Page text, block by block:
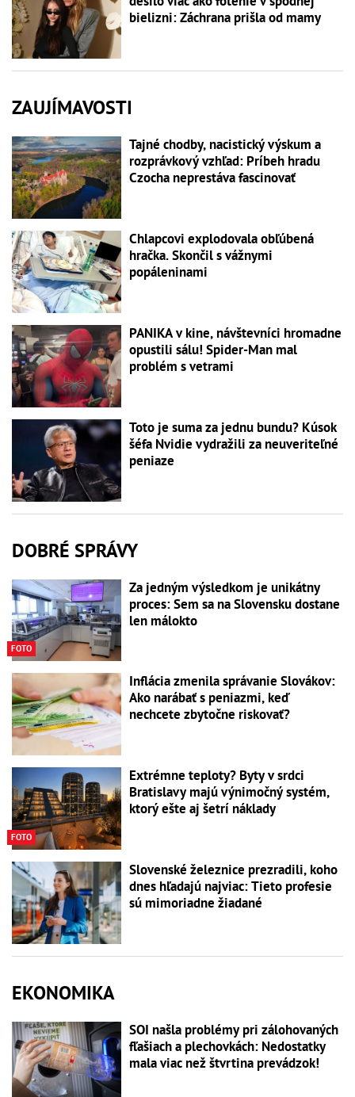
bielizni: Záchrana prišla od mamy
ZAUJÍMAVOSTI
Tajné chodby, nacistický výskum a
rozprávkový vzhľad: Príbeh hradu
Czocha neprestáva fascinovať
Chlapcovi explodovala obľúbená
hračka. Skončil s vážnymi
popáleninami
PANIKA v kine, návštevníci hromadne
opustili sálu! Spider-Man mal
problém s vetrami
Toto je suma za jednu bundu? Kúsok
šéfa Nvidie vydražili za neuveriteľné
peniaze
DOBRÉ SPRÁVY
FOTO
Za jedným výsledkom je unikátny
proces: Sem sa na Slovensku dostane
len málokto
Inflácia zmenila správanie Slovákov:
Ako narábať s peniazmi, keď
nechcete zbytočne riskovať?
FOTO
Extrémne teploty? Byty v srdci
Bratislavy majú výnimočný systém,
ktorý ešte aj šetrí náklady
Slovenské železnice prezradili, koho
dnes hľadajú najviac: Tieto profesie
sú mimoriadne žiadané
EKONOMIKA
SOI našla problémy pri zálohovaných
fľašiach a plechovkách: Nedostatky
mala viac než štvrtina prevádzok!